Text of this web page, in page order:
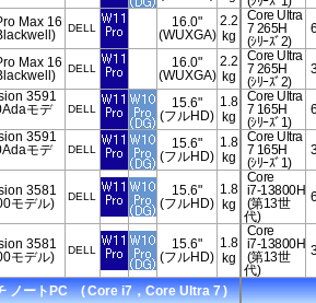
Max 16 DELL
16.0"
(WUXGA)
2.2
kg
Core Ultra
7 265H
(ｼﾘｰｽﾞ2)
Max 16 DELL
16.0"
(WUXGA)
2.2
kg
Core Ultra
7 265H
(ｼﾘｰｽﾞ2)
3591
モデ
DELL
15.6"
(フルHD)
1.8
kg
Core Ultra
7 165H
(ｼﾘｰｽﾞ1)
3591
モデ
DELL
15.6"
(フルHD)
1.8
kg
Core Ultra
7 165H
(ｼﾘｰｽﾞ1)
3581
モデル)
DELL
15.6"
(フルHD)
1.8
kg
Core
i7-13800H
(第13世
代)
3581
モデル)
DELL
15.6"
(フルHD)
1.8
kg
Core
i7-13800H
(第13世
代)
ノートPC ( Core i7，Core Ultra 7 )